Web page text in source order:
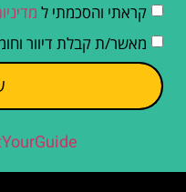
קראתי והסכמתי ל
מאשר/ת קבלת דיוור